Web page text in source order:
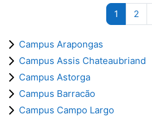
1 Página 1
2
Campus Arapongas
Campus Assis Chateaubriand
Campus Astorga
Campus Barracão
Campus Campo Largo